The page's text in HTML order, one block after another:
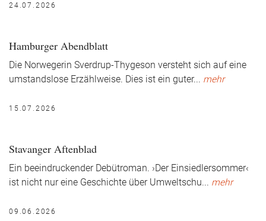
24.07.2026
Hamburger Abendblatt
Die Norwegerin Sverdrup-Thygeson versteht sich auf eine
umstandslose Erzählweise. Dies ist ein guter... mehr
15.07.2026
Stavanger Aftenblad
Ein beeindruckender Debütroman. ›Der Einsiedlersommer‹
ist nicht nur eine Geschichte über Umweltschu... mehr
09.06.2026